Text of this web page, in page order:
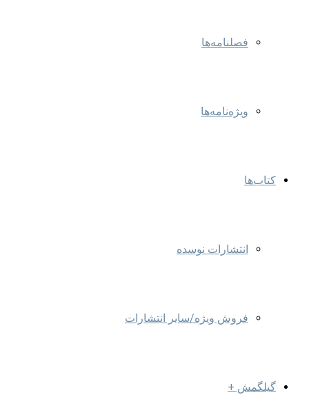
فصلنامه‌ها
ویژه‌نامه‌ها
کتاب‌ها
انتشارات نوسده
فروش ویژه/سایر انتشارات
گیلگمش +